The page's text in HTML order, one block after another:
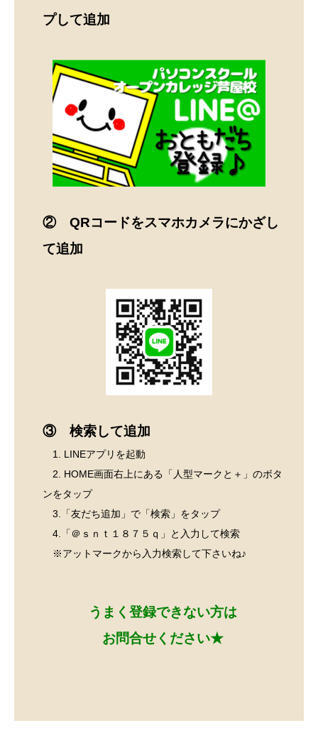
プして追加
② QRコードをスマホカメラにかざし
て追加
③ 検索して追加
1. LINEアプリを起動
2. HOME画面右上にある「人型マークと＋」のボタ
ンをタップ
3.「友だち追加」で「検索」をタップ
4.「＠ｓｎｔ１８７５ｑ」と入力して検索
※アットマークから入力検索して下さいね♪
うまく登録できない方は
お問合せください★